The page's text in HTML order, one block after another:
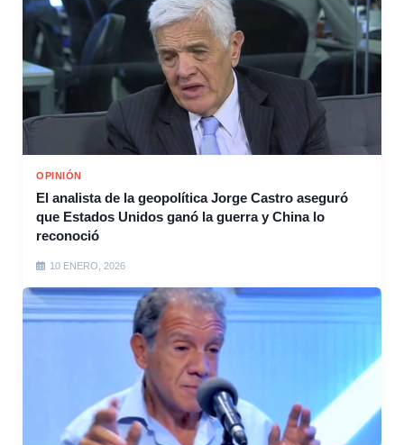
OPINIÓN
El analista de la geopolítica Jorge Castro aseguró
que Estados Unidos ganó la guerra y China lo
reconoció
10 ENERO, 2026